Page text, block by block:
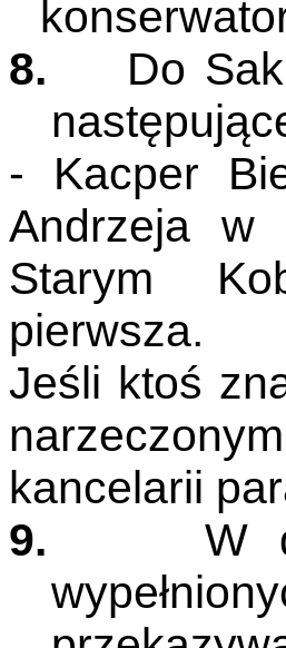
8.
Do
- Kacper
Andrzeja w
Starym
pierwsza.
Jeśli ktoś
kancelarii
9.
W